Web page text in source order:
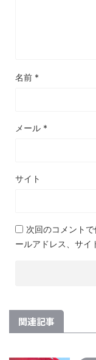
名前 *
メール *
サイト
次回のコメント
ールアドレス、サイ
関連記事